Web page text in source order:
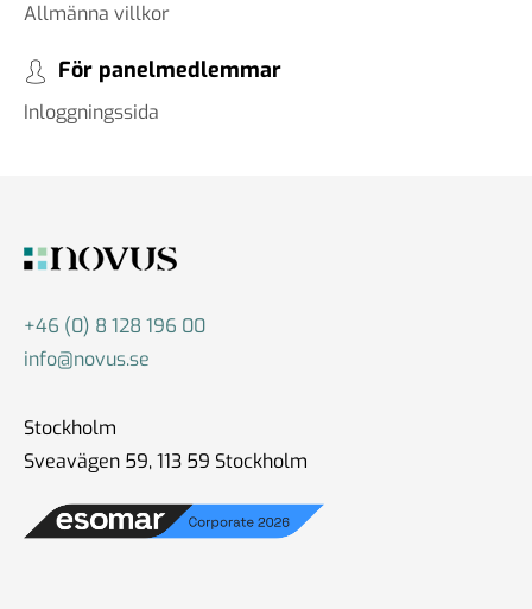
Allmänna villkor
För panelmedlemmar
Inloggningssida
+46 (0) 8 128 196 00
info@novus.se
Stockholm
Sveavägen 59, 113 59 Stockholm